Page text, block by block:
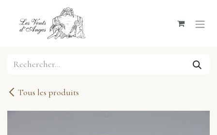
Se rendre au contenu
Tous les produits